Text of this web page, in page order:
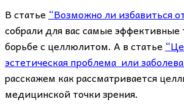
В статье “Возможно ли избавиться
собрали для вас самые эффективные
борьбе с целлюлитом. А в статье
эстетическая проблема или
расскажем как рассматривается
медицинской точки зрения.